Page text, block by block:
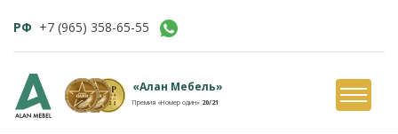
РФ +7 (965) 358-65-55
«Алан Мебель»
Премия «Номер один» 20/21